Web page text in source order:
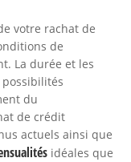
votre rachat de
de
La durée et les
du
de crédit
actuels ainsi que
idéales que